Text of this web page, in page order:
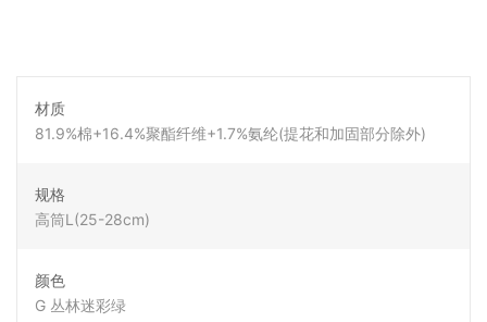
材质
81.9%棉+16.4%聚酯纤维+1.7%氨纶(提花和加固部分除外)
规格
高筒L(25-28cm)
颜色
G 丛林迷彩绿